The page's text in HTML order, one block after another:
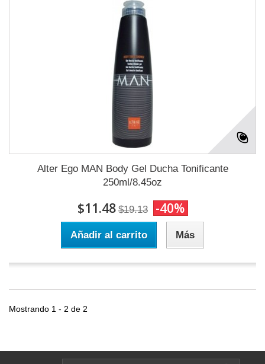
Alter Ego MAN Body Gel Ducha Tonificante
250ml/8.45oz
$11.48 $19.13 -40%
Añadir al carrito Más
Mostrando 1 - 2 de 2